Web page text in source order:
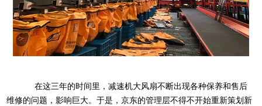
在这三年的时间里，减速机大风扇不断出现各种保养和售后
维修的问题，影响巨大。于是，京东的管理层不得不开始重新策划新